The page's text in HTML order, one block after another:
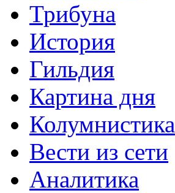
Трибуна
История
Гильдия
Картина дня
Колумнистика
Вести из сети
Аналитика